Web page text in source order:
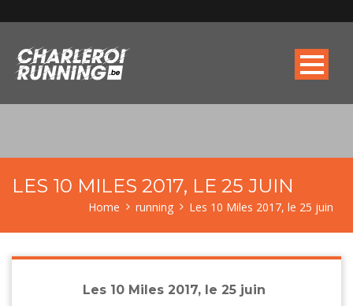
LES 10 MILES 2017, LE 25 JUIN
Home running Les 10 Miles 2017, le 25 juin
Les 10 Miles 2017, le 25 juin